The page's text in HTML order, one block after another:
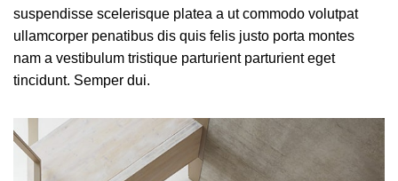
suspendisse scelerisque platea a ut commodo volutpat
ullamcorper penatibus dis quis felis justo porta montes
nam a vestibulum tristique parturient parturient eget
tincidunt. Semper dui.